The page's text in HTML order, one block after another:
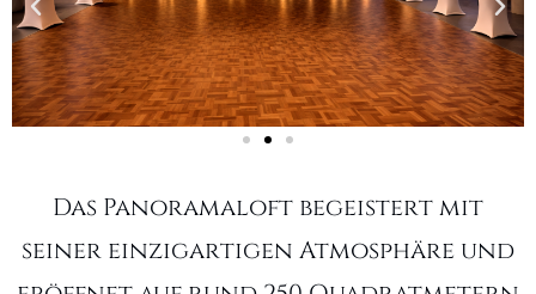
Das Panoramaloft begeistert mit
seiner einzigartigen Atmosphäre und